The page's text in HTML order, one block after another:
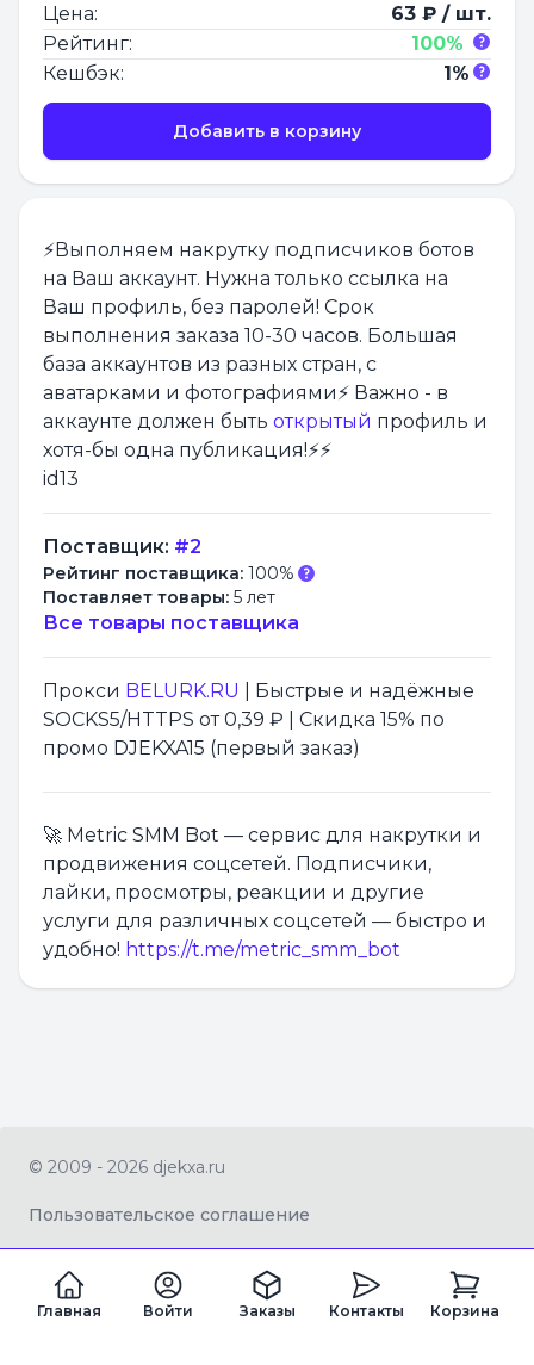
⚡️Выполняем накрутку подписчиков ботов
на Ваш аккаунт. Нужна только ссылка на
Ваш профиль, без паролей! Срок
выполнения заказа 10-30 часов. Большая
база аккаунтов из разных стран, с
аватарками и фотографиями⚡️ Важно - в
аккаунте должен быть открытый профиль и
хотя-бы одна публикация!⚡️⚡️
id13
Поставщик: #2
Рейтинг поставщика: 100%
Поставляет товары: 5 лет
Все товары поставщика
Прокси BELURK.RU
| Быстрые и надёжные
SOCKS5/HTTPS от 0,39 ₽ | Скидка 15% по
промо DJEKXA15 (первый заказ)
🚀 Metric SMM Bot — сервис для накрутки и
продвижения соцсетей. Подписчики,
лайки, просмотры, реакции и другие
услуги для различных соцсетей — быстро и
удобно! https://t.me/metric_smm_bot
Цена:
63 ₽ / шт.
Рейтинг:
100%
Кешбэк:
1%
Добавить в корзину
Главная Войти Заказы Контакты Корзина
© 2009 - 2026 djekxa.ru
Пользовательское соглашение